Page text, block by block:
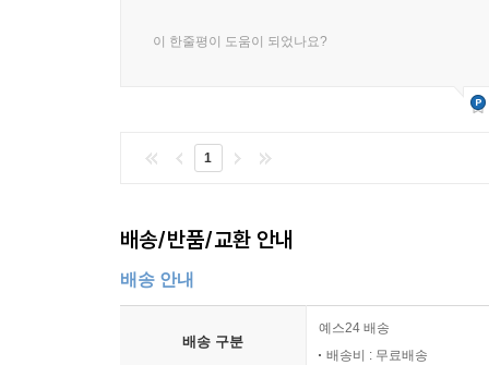
이 한줄평이 도움이 되었나요?
1
배송/반품/교환 안내
배송 안내
배송 구분
예스24 배송
배송비 : 무료배송